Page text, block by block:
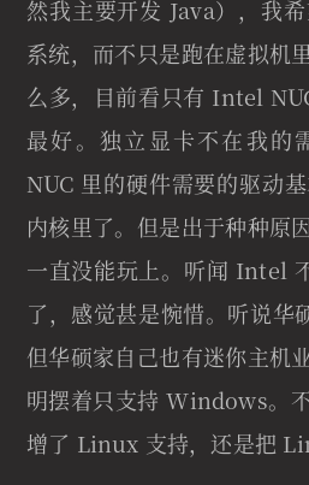
然我主要开发 Java），我
系统，而不只是跑在虚拟机
么多，目前看只有 Intel
最好。独立显卡不在我的
NUC 里的硬件需要的驱动
内核里了。但是出于种种原
一直没能玩上。听闻 Intel
了，感觉甚是惋惜。听说华
但华硕家自己也有迷你主机
明摆着只支持 Windows。
增了 Linux 支持，还是把